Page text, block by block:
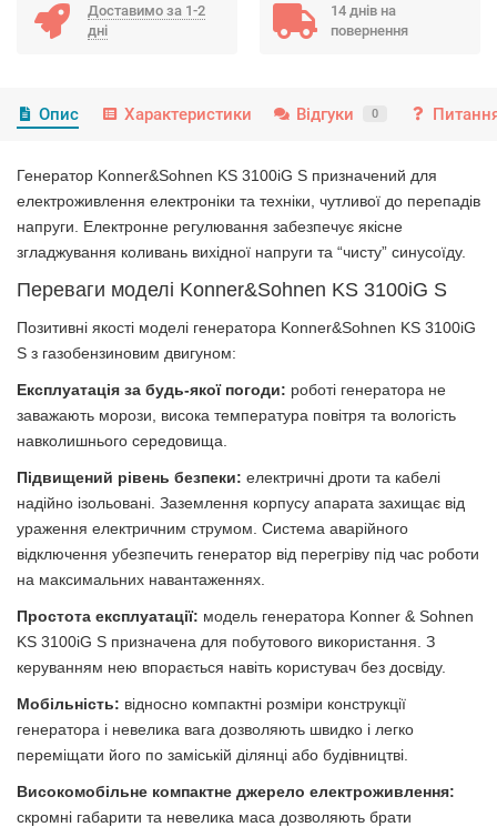
Доставимо за 1-2
дні
14 днів на
повернення
Опис Характеристики Відгуки 0
Генератор Konner&Sohnen KS 3100iG S призначений для
електроживлення електроніки та техніки, чутливої ​​до перепадів
напруги. Електронне регулювання забезпечує якісне
згладжування коливань вихідної напруги та “чисту” синусоїду.
Переваги моделі Konner&Sohnen KS 3100iG S
Позитивні якості моделі генератора Konner&Sohnen KS 3100iG
S з газобензиновим двигуном:
Експлуатація за будь-якої погоди: роботі генератора не
заважають морози, висока температура повітря та вологість
навколишнього середовища.
Підвищений рівень безпеки: електричні дроти та кабелі
надійно ізольовані. Заземлення корпусу апарата захищає від
ураження електричним струмом. Система аварійного
відключення убезпечить генератор від перегріву під час роботи
на максимальних навантаженнях.
Простота експлуатації: модель генератора Konner & Sohnen
KS 3100iG S призначена для побутового використання. З
керуванням нею впорається навіть користувач без досвіду.
Мобільність: відносно компактні розміри конструкції
генератора і невелика вага дозволяють швидко і легко
переміщати його по заміській ділянці або будівництві.
Високомобільне компактне джерело електроживлення:
скромні габарити та невелика маса дозволяють брати